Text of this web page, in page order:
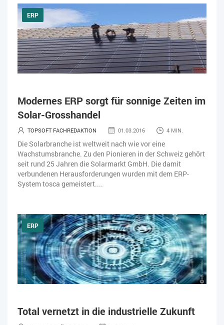
ERP
Modernes ERP sorgt für sonnige Zeiten im
Solar-Grosshandel
TOPSOFT FACHREDAKTION 01.03.2016 4 MIN.
Die Solarbranche ist weltweit nach wie vor eine
Wachstumsbranche. Zu den Pionieren in der Schweiz gehört
seit rund 25 Jahren die Solarmarkt GmbH. Die damit
verbundenen Herausforderungen wurden mit dem ERP-
System tosca gemeistert....
ERP
Total vernetzt in die industrielle Zukunft